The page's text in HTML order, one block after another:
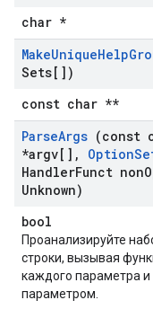
char *
MakeUniqueHelp
Sets[])
const char **
ParseArgs (const
*argv[] , Option
HandlerFunct non
Unknown)
bool
Проанализируйте
строки, вызывая
каждого параметра
параметром.